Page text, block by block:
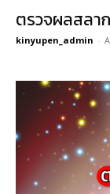
ตรวจผลสลา
kinyupen_admin -